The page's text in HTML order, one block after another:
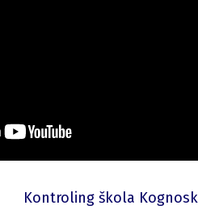
Kontroling škola